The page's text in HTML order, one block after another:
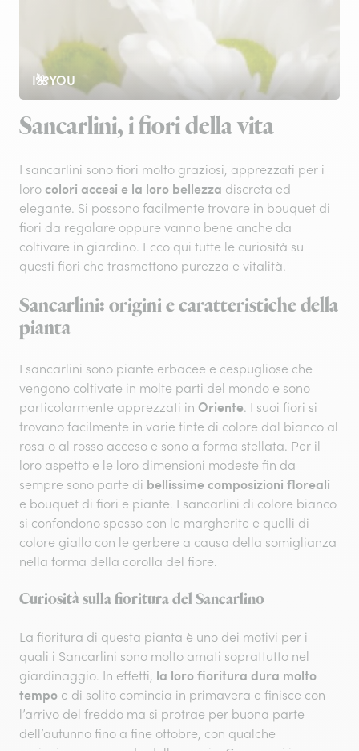
I🌺YOU
Sancarlini, i fiori della vita
I sancarlini sono fiori molto graziosi, apprezzati per i
loro colori accesi e la loro bellezza discreta ed
elegante. Si possono facilmente trovare in bouquet di
fiori da regalare oppure vanno bene anche da
coltivare in giardino. Ecco qui tutte le curiosità su
questi fiori che trasmettono purezza e vitalità.
Sancarlini: origini e caratteristiche della
pianta
I sancarlini sono piante erbacee e cespugliose che
vengono coltivate in molte parti del mondo e sono
particolarmente apprezzati in Oriente. I suoi fiori si
trovano facilmente in varie tinte di colore dal bianco al
rosa o al rosso acceso e sono a forma stellata. Per il
loro aspetto e le loro dimensioni modeste fin da
sempre sono parte di bellissime composizioni floreali
e bouquet di fiori e piante. I sancarlini di colore bianco
si confondono spesso con le margherite e quelli di
colore giallo con le gerbere a causa della somiglianza
nella forma della corolla del fiore.
Curiosità sulla fioritura del Sancarlino
La fioritura di questa pianta è uno dei motivi per i
quali i Sancarlini sono molto amati soprattutto nel
giardinaggio. In effetti, la loro fioritura dura molto
tempo e di solito comincia in primavera e finisce con
l’arrivo del freddo ma si protrae per buona parte
dell’autunno fino a fine ottobre, con qualche